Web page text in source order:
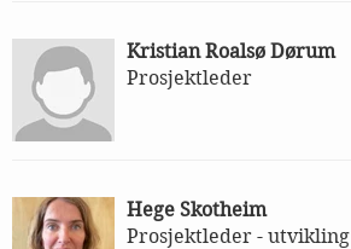
Kristian Roalsø Dørum
Prosjektleder
Hege Skotheim
Prosjektleder - utvikling